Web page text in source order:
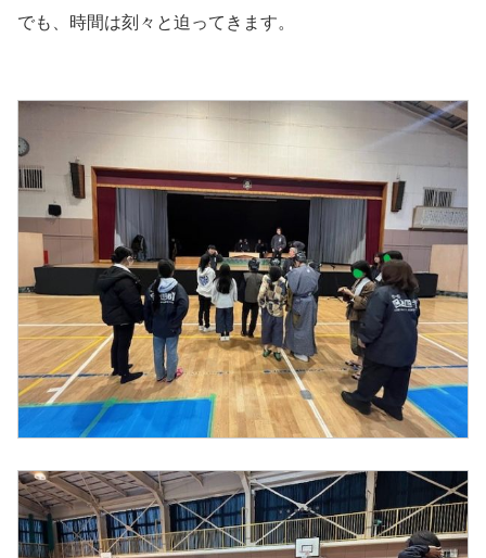
でも、時間は刻々と迫ってきます。